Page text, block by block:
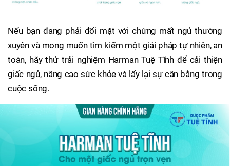
Nếu bạn đang phải đối mặt với chứng mất ngủ thường
xuyên và mong muốn tìm kiếm một giải pháp tự nhiên, an
toàn, hãy thử trải nghiệm Harman Tuệ Tĩnh để cải thiện
giấc ngủ, nâng cao sức khỏe và lấy lại sự cân bằng trong
cuộc sống.